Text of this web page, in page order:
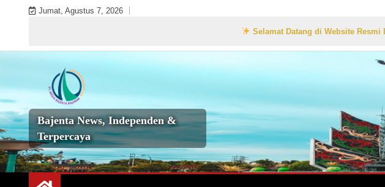
Jumat, Agustus 7, 2026
Selamat Datang di Website Resmi
Bajenta News, Independen &
Terpercaya